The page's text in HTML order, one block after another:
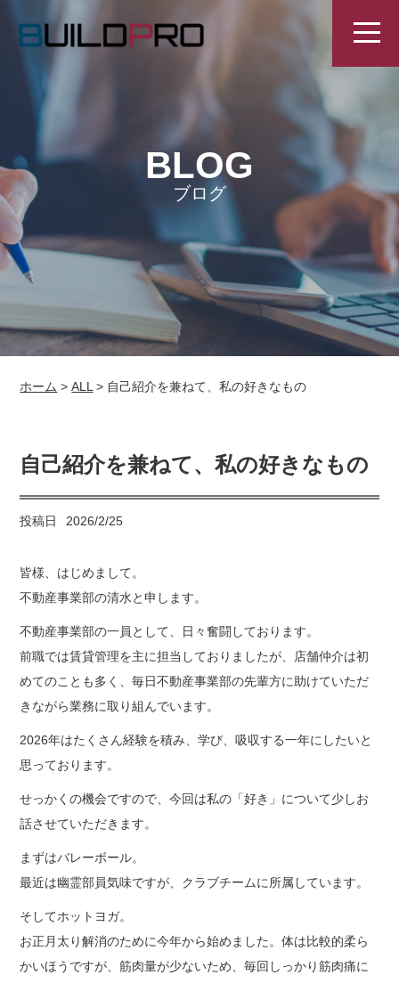
BLOG
ブログ
ホーム >ALL > 自己紹介を兼ねて、私の好きなもの
自己紹介を兼ねて、私の好きなもの
投稿日 2026/2/25
皆様、はじめまして。
不動産事業部の清水と申します。
不動産事業部の一員として、日々奮闘しております。
前職では賃貸管理を主に担当しておりましたが、店舗仲介は初
めてのことも多く、毎日不動産事業部の先輩方に助けていただ
きながら業務に取り組んでいます。
2026年はたくさん経験を積み、学び、吸収する一年にしたいと
思っております。
せっかくの機会ですので、今回は私の「好き」について少しお
話させていただきます。
まずはバレーボール。
最近は幽霊部員気味ですが、クラブチームに所属しています。
そしてホットヨガ。
お正月太り解消のために今年から始めました。体は比較的柔ら
かいほうですが、筋肉量が少ないため、毎回しっかり筋肉痛に